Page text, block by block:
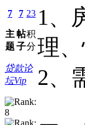
7
主
题
7
帖
子
23
积
分
贷款论
坛Vip
1、
理
2、